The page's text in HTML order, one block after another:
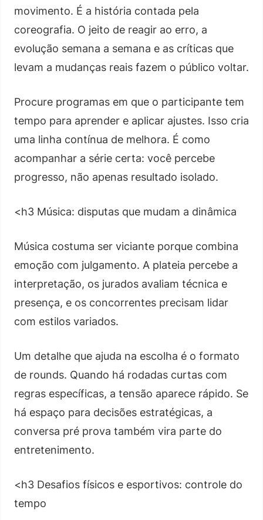
movimento. É a história contada pela
coreografia. O jeito de reagir ao erro, a
evolução semana a semana e as críticas que
levam a mudanças reais fazem o público voltar.
Procure programas em que o participante tem
tempo para aprender e aplicar ajustes. Isso cria
uma linha contínua de melhora. É como
acompanhar a série certa: você percebe
progresso, não apenas resultado isolado.
<h3 Música: disputas que mudam a dinâmica
Música costuma ser viciante porque combina
emoção com julgamento. A plateia percebe a
interpretação, os jurados avaliam técnica e
presença, e os concorrentes precisam lidar
com estilos variados.
Um detalhe que ajuda na escolha é o formato
de rounds. Quando há rodadas curtas com
regras específicas, a tensão aparece rápido. Se
há espaço para decisões estratégicas, a
conversa pré prova também vira parte do
entretenimento.
<h3 Desafios físicos e esportivos: controle do
tempo